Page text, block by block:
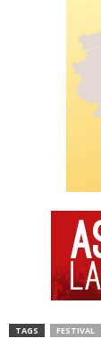
TAGS FESTIVAL